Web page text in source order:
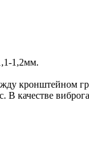
1,2мм.
кронштейном
качестве